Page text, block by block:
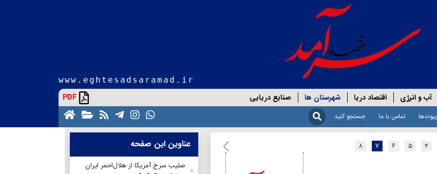
www.eghtesadsaramad.ir
آب و انرژی اقتصاد دریا شهرستان ها صنایع دریایی PDF
پیوندها تماس با ما
۴ ۵ ۶ ۷ ۸ عناوین این صفحه
صلیب سرخ آمریکا از هلال‌احمر ایران